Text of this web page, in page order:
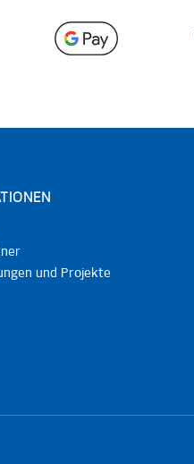
und Projekte